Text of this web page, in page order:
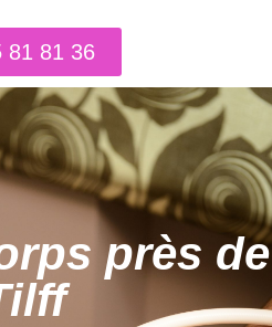
81 81 36
près de